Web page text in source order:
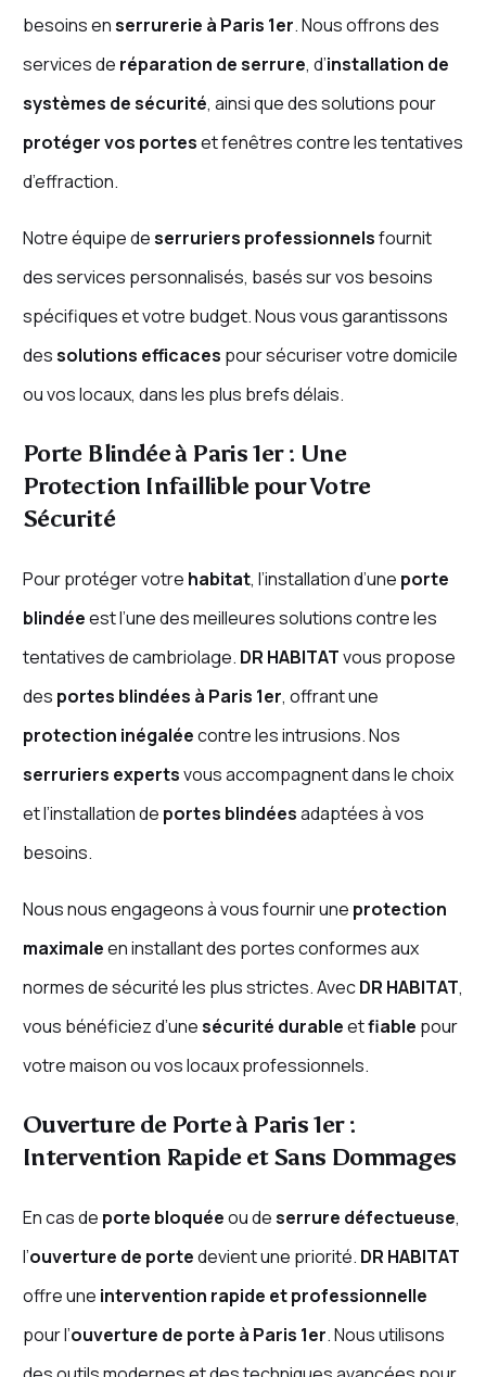
besoins enserrurerie à Paris 1er. Nous offrons des
services de réparation de serrure, d’installation de
systèmes de sécurité, ainsi que des solutions pour
protéger vos porteset fenêtres contre les tentatives
d’effraction.
Notre équipe deserruriers professionnelsfournit
des services personnalisés, basés sur vos besoins
spécifiques et votre budget. Nous vous garantissons
dessolutions efficaces pour sécuriser votre domicile
ou vos locaux, dans les plus brefs délais.
Porte Blindée à Paris 1er : Une
Protection Infaillible pour Votre
Sécurité
Pour protéger votre habitat, l’installation d’une porte
blindéeest l’une des meilleures solutions contre les
tentatives de cambriolage. DR HABITATvous propose
des portes blindées à Paris 1er, offrant une
protection inégaléecontre les intrusions. Nos
serruriers expertsvous accompagnent dans le choix
et l’installation de portes blindéesadaptées à vos
besoins.
Nous nous engageons à vous fournir une protection
maximaleen installant des portes conformes aux
normes de sécurité les plus strictes. AvecDR HABITAT,
vous bénéficiez d’unesécurité durableetfiable pour
votre maison ou vos locaux professionnels.
Ouverture de Porte à Paris 1er :
Intervention Rapide et Sans Dommages
En cas de porte bloquéeou deserrure défectueuse,
l’ouverture de portedevient une priorité. DR HABITAT
offre une intervention rapide et professionnelle
pour l’ouverture de porte à Paris 1er. Nous utilisons